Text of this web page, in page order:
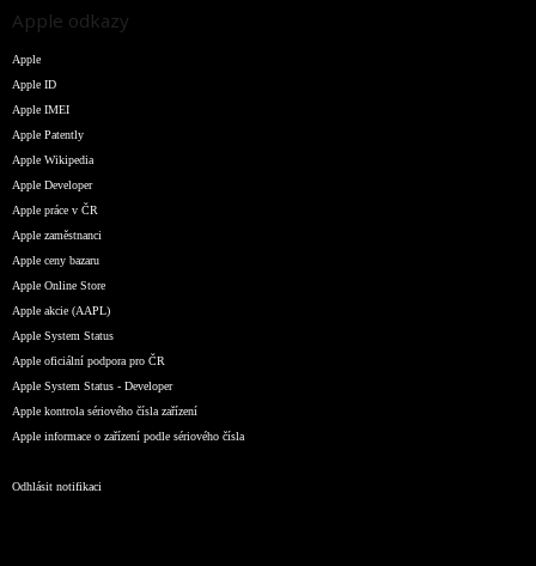
Apple odkazy
Apple
Apple ID
Apple IMEI
Apple Patently
Apple Wikipedia
Apple Developer
Apple práce v ČR
Apple zaměstnanci
Apple ceny bazaru
Apple Online Store
Apple akcie (AAPL)
Apple System Status
Apple oficiální podpora pro ČR
Apple System Status - Developer
Apple kontrola sériového čísla zařízení
Apple informace o zařízení podle sériového čísla
Odhlásit notifikaci